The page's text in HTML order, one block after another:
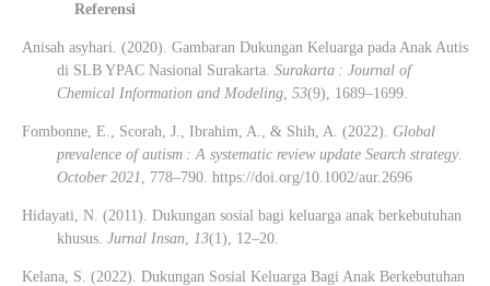
Referensi
Anisah asyhari. (2020). Gambaran Dukungan Keluarga pada Anak Autis
di SLB YPAC Nasional Surakarta. Surakarta : Journal of
Chemical Information and Modeling, 53(9), 1689–1699.
Fombonne, E., Scorah, J., Ibrahim, A., & Shih, A. (2022). Global
prevalence of autism : A systematic review update Search strategy.
October 2021 , 778–790. https://doi.org/10.1002/aur.2696
Hidayati, N. (2011). Dukungan sosial bagi keluarga anak berkebutuhan
khusus. Jurnal Insan, 13(1), 12–20.
Kelana, S. (2022). Dukungan Sosial Keluarga Bagi Anak Berkebutuhan